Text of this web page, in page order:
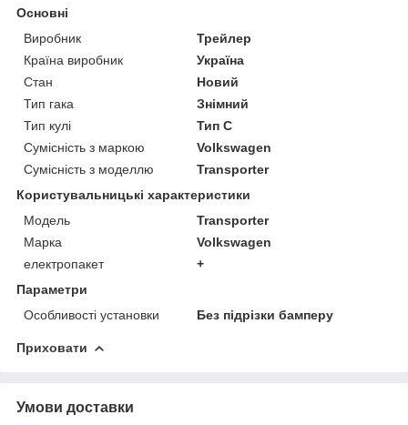
Основні
Виробник
Трейлер
Країна виробник
Україна
Стан
Новий
Тип гака
Знімний
Тип кулі
Тип C
Сумісність з маркою
Volkswagen
Сумісність з моделлю
Transporter
Користувальницькі характеристики
Модель
Transporter
Марка
Volkswagen
електропакет
+
Параметри
Особливості установки
Без підрізки бамперу
Приховати
Умови доставки